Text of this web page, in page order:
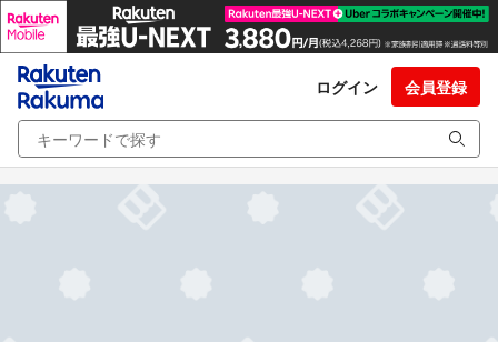
ログイン 会員登録